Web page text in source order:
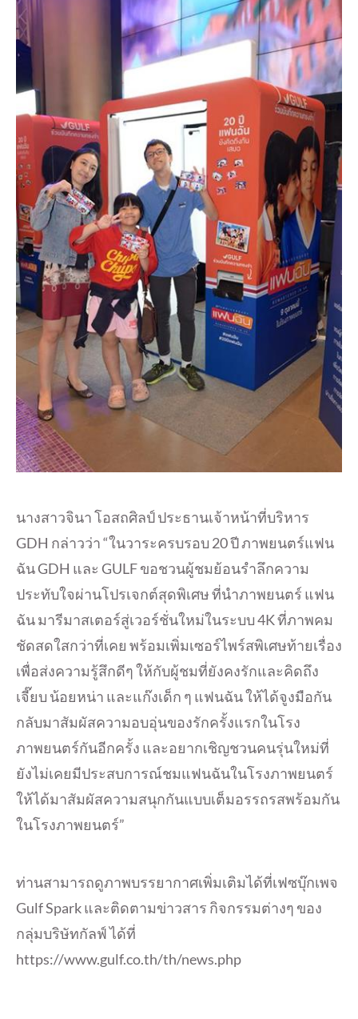
นางสาวจินา โอสถศิลป์ ประธานเจ้าหน้าที่บริหาร
GDH กล่าวว่า “ในวาระครบรอบ 20 ปี ภาพยนตร์แฟน
ฉัน GDH และ GULF ขอชวนผู้ชมย้อนรำลึกความ
ประทับใจผ่านโปรเจกต์สุดพิเศษ ที่นำภาพยนตร์ แฟน
ฉัน มารีมาสเตอร์สู่เวอร์ชั่นใหม่ในระบบ 4K ที่ภาพคม
ชัดสดใสกว่าที่เคย พร้อมเพิ่มเซอร์ไพร์สพิเศษท้ายเรื่อง
เพื่อส่งความรู้สึกดีๆ ให้กับผู้ชมที่ยังคงรักและคิดถึง
เจี๊ยบ น้อยหน่า และแก๊งเด็ก ๆ แฟนฉัน ให้ได้จูงมือกัน
กลับมาสัมผัสความอบอุ่นของรักครั้งแรกในโรง
ภาพยนตร์กันอีกครั้ง และอยากเชิญชวนคนรุ่นใหม่ที่
ยังไม่เคยมีประสบการณ์ชมแฟนฉันในโรงภาพยนตร์
ให้ได้มาสัมผัสความสนุกกันแบบเต็มอรรถรสพร้อมกัน
ในโรงภาพยนตร์”
ท่านสามารถดูภาพบรรยากาศเพิ่มเติมได้ที่เฟซบุ๊กเพจ
Gulf Spark และติดตามข่าวสาร กิจกรรมต่างๆ ของ
กลุ่มบริษัทกัลฟ์ ได้ที่
https://www.gulf.co.th/th/news.php